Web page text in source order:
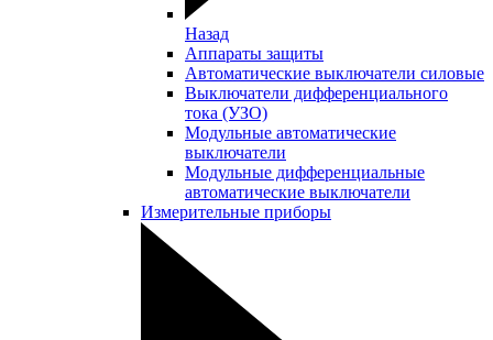
Назад
Аппараты защиты
Автоматические выключатели силовые
Выключатели дифференциального
тока (УЗО)
Модульные автоматические
выключатели
Модульные дифференциальные
автоматические выключатели
Измерительные приборы